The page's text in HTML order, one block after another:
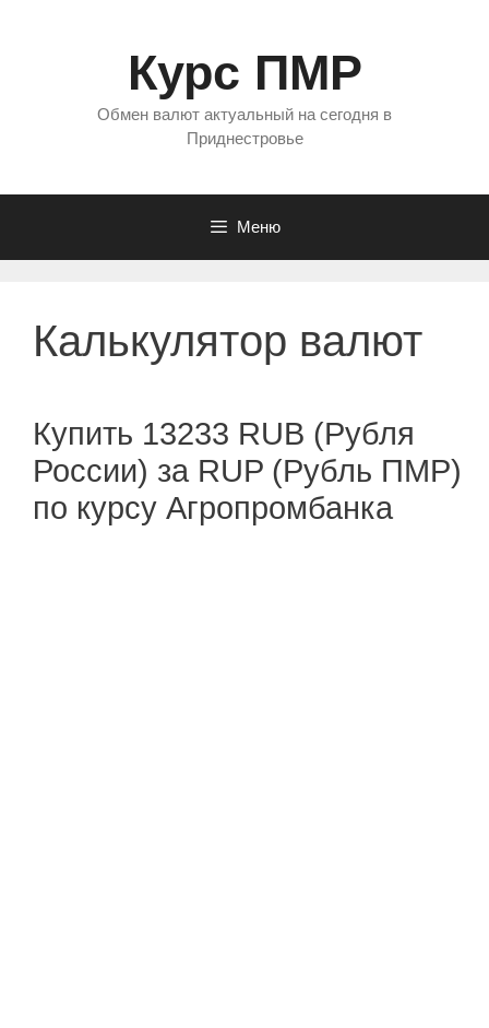
Курс ПМР
Обмен валют актуальный на сегодня в
Приднестровье
Меню
Калькулятор валют
Купить 13233 RUB (Рубля
России) за RUP (Рубль ПМР)
по курсу Агропромбанка